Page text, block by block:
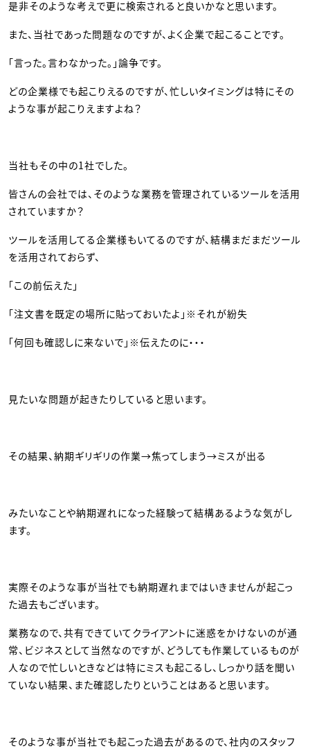
是非そのような考えで更に検索されると良いかなと思います。
また、当社であった問題なのですが、よく企業で起こることです。
「言った。言わなかった。」論争です。
どの企業様でも起こりえるのですが、忙しいタイミングは特にその
ような事が起こりえますよね？
当社もその中の1社でした。
皆さんの会社では、そのような業務を管理されているツールを活用
されていますか？
ツールを活用してる企業様もいてるのですが、結構まだまだツール
を活用されておらず、
「この前伝えた」
「注文書を既定の場所に貼っておいたよ」※それが紛失
「何回も確認しに来ないで」※伝えたのに・・・
見たいな問題が起きたりしていると思います。
その結果、納期ギリギリの作業→焦ってしまう→ミスが出る
みたいなことや納期遅れになった経験って結構あるような気がし
ます。
実際そのような事が当社でも納期遅れまではいきませんが起こっ
た過去もございます。
業務なので、共有できていてクライアントに迷惑をかけないのが通
常、ビジネスとして当然なのですが、どうしても作業しているものが
人なので忙しいときなどは特にミスも起こるし、しっかり話を聞い
ていない結果、また確認したりということはあると思います。
そのような事が当社でも起こった過去があるので、社内のスタッフ